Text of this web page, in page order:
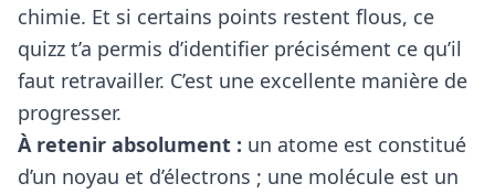
chimie. Et si certains points restent flous, ce
quizz t’a permis d’identifier précisément ce qu’il
faut retravailler. C’est une excellente manière de
progresser.
À retenir absolument : un atome est constitué
d’un noyau et d’électrons ; une molécule est un